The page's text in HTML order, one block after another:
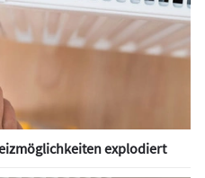
explodiert